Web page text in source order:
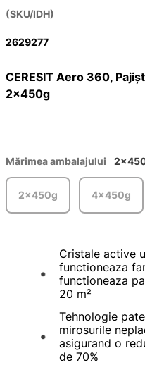
(SKU/IDH)
2629277
CERESIT Aero 360,
2x450g
Mărimea ambalajului
2x450g 4x450g
Cristale active
functioneaza
functioneaza
20 m²
Tehnologie
mirosurile
asigurand o
de 70%